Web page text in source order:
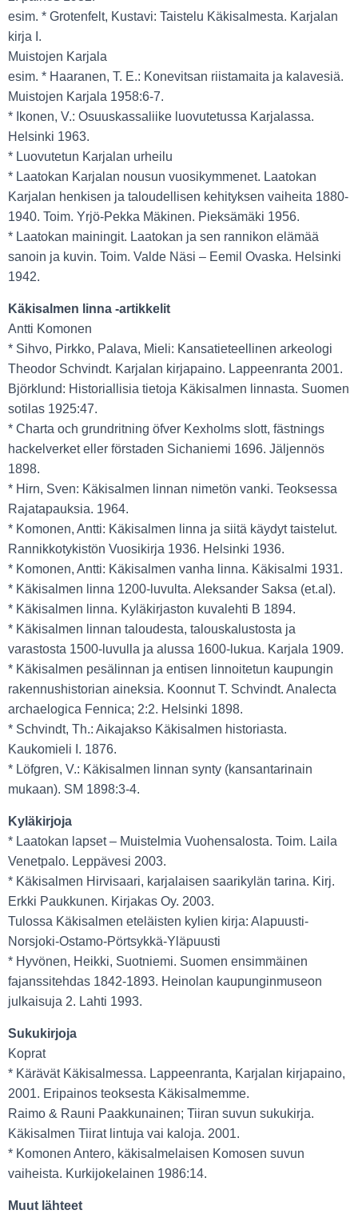
esim. * Grotenfelt, Kustavi: Taistelu Käkisalmesta. Karjalan
kirja I.
Muistojen Karjala
esim. * Haaranen, T. E.: Konevitsan riistamaita ja kalavesiä.
Muistojen Karjala 1958:6-7.
* Ikonen, V.: Osuuskassaliike luovutetussa Karjalassa.
Helsinki 1963.
* Luovutetun Karjalan urheilu
* Laatokan Karjalan nousun vuosikymmenet. Laatokan
Karjalan henkisen ja taloudellisen kehityksen vaiheita 1880-
1940. Toim. Yrjö-Pekka Mäkinen. Pieksämäki 1956.
* Laatokan mainingit. Laatokan ja sen rannikon elämää
sanoin ja kuvin. Toim. Valde Näsi – Eemil Ovaska. Helsinki
1942.
Käkisalmen linna -artikkelit
Antti Komonen
* Sihvo, Pirkko, Palava, Mieli: Kansatieteellinen arkeologi
Theodor Schvindt. Karjalan kirjapaino. Lappeenranta 2001.
Björklund: Historiallisia tietoja Käkisalmen linnasta. Suomen
sotilas 1925:47.
* Charta och grundritning öfver Kexholms slott, fästnings
hackelverket eller förstaden Sichaniemi 1696. Jäljennös
1898.
* Hirn, Sven: Käkisalmen linnan nimetön vanki. Teoksessa
Rajatapauksia. 1964.
* Komonen, Antti: Käkisalmen linna ja siitä käydyt taistelut.
Rannikkotykistön Vuosikirja 1936. Helsinki 1936.
* Komonen, Antti: Käkisalmen vanha linna. Käkisalmi 1931.
* Käkisalmen linna 1200-luvulta. Aleksander Saksa (et.al).
* Käkisalmen linna. Kyläkirjaston kuvalehti B 1894.
* Käkisalmen linnan taloudesta, talouskalustosta ja
varastosta 1500-luvulla ja alussa 1600-lukua. Karjala 1909.
* Käkisalmen pesälinnan ja entisen linnoitetun kaupungin
rakennushistorian aineksia. Koonnut T. Schvindt. Analecta
archaelogica Fennica; 2:2. Helsinki 1898.
* Schvindt, Th.: Aikajakso Käkisalmen historiasta.
Kaukomieli I. 1876.
* Löfgren, V.: Käkisalmen linnan synty (kansantarinain
mukaan). SM 1898:3-4.
Kyläkirjoja
* Laatokan lapset – Muistelmia Vuohensalosta. Toim. Laila
Venetpalo. Leppävesi 2003.
* Käkisalmen Hirvisaari, karjalaisen saarikylän tarina. Kirj.
Erkki Paukkunen. Kirjakas Oy. 2003.
Tulossa Käkisalmen eteläisten kylien kirja: Alapuusti-
Norsjoki-Ostamo-Pörtsykkä-Yläpuusti
* Hyvönen, Heikki, Suotniemi. Suomen ensimmäinen
fajanssitehdas 1842-1893. Heinolan kaupunginmuseon
julkaisuja 2. Lahti 1993.
Sukukirjoja
Koprat
* Kärävät Käkisalmessa. Lappeenranta, Karjalan kirjapaino,
2001. Eripainos teoksesta Käkisalmemme.
Raimo & Rauni Paakkunainen; Tiiran suvun sukukirja.
Käkisalmen Tiirat lintuja vai kaloja. 2001.
* Komonen Antero, käkisalmelaisen Komosen suvun
vaiheista. Kurkijokelainen 1986:14.
Muut lähteet